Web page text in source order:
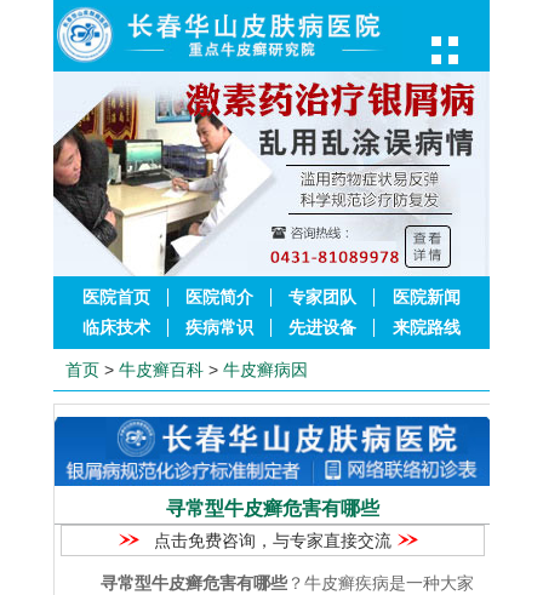
医院首页 医院简介 专家团队
医院新闻
临床技术
疾病常识 先进设备 来院路线
首页 > 牛皮癣百科 > 牛皮癣病因
寻常型牛皮癣危害有哪些
点击免费咨询，与专家直接交流
寻常型牛皮癣危害有哪些 ？牛皮癣疾病是一种大家